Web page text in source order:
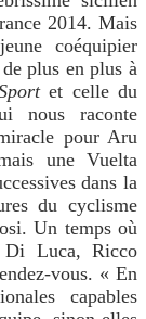
2014. Mais
coéquipier
plus en plus à
et celle du
nous raconte
pour Aru
une Vuelta
dans la
du cyclisme
Un temps où
Di Luca, Ricco
vous. « En
capables